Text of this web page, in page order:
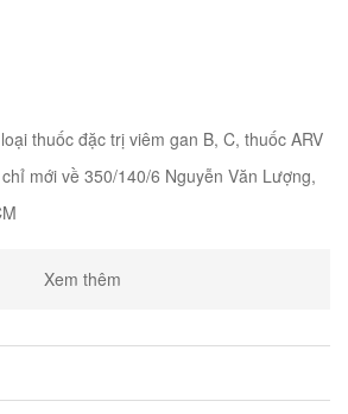
thuốc đặc trị viêm gan B, C, thuốc ARV
mới về 350/140/6 Nguyễn Văn Lượng,
Xem thêm